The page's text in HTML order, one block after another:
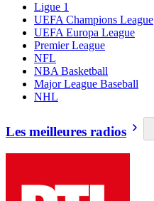
Ligue 1
UEFA Champions League
UEFA Europa League
Premier League
NFL
NBA Basketball
Major League Baseball
NHL
Les meilleures radios